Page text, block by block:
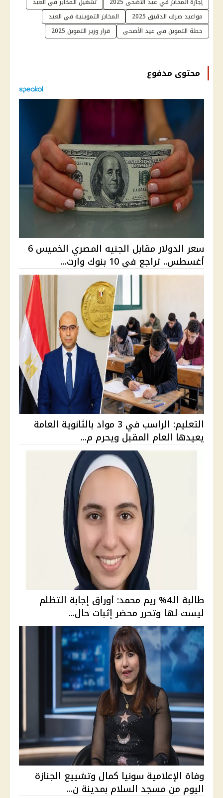
مواعيد صرف الدقيق 2025
المخابز التموينية في العيد
خطة التموين في عيد الأضحى
قرار وزير التموين 2025
محتوى مدفوع
سعر الدولار مقابل الجنيه المصري الخميس 6
أغسطس.. تراجع في 10 بنوك وارت...
التعليم: الراسب في 3 مواد بالثانوية العامة
يعيدها العام المقبل ويحرم م...
طالبة الـ4% ريم محمد: أوراق إجابة التظلم
ليست لها وتحرر محضر إثبات حال...
وفاة الإعلامية سونيا كمال وتشييع الجنازة
اليوم من مسجد السلام بمدينة ن...